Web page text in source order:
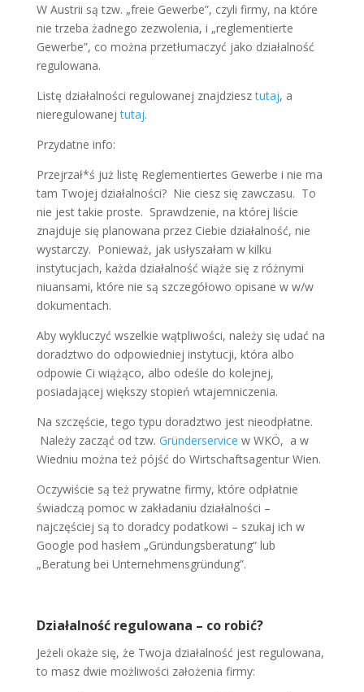
W Austrii są tzw. „freie Gewerbe”, czyli firmy, na które
nie trzeba żadnego zezwolenia, i „reglementierte
Gewerbe”, co można przetłumaczyć jako działalność
regulowana.
Listę działalności regulowanej znajdziesztutaj, a
nieregulowanejtutaj.
Przydatne info:
Przejrzał*ś już listę Reglementiertes Gewerbe i nie ma
tam Twojej działalności? Nie ciesz się zawczasu. To
nie jest takie proste. Sprawdzenie, na której liście
znajduje się planowana przez Ciebie działalność, nie
wystarczy. Ponieważ, jak usłyszałam w kilku
instytucjach, każda działalność wiąże się z różnymi
niuansami, które nie są szczegółowo opisane w w/w
dokumentach.
Aby wykluczyć wszelkie wątpliwości, należy się udać na
doradztwo do odpowiedniej instytucji, która albo
odpowie Ci wiążąco, albo odeśle do kolejnej,
posiadającej większy stopień wtajemniczenia.
Na szczęście, tego typu doradztwo jest nieodpłatne.
Należy zacząć od tzw. Gründerservice w WKÖ, a w
Wiedniu można też pójść do Wirtschaftsagentur Wien.
Oczywiście są też prywatne firmy, które odpłatnie
świadczą pomoc w zakładaniu działalności –
najczęściej są to doradcy podatkowi – szukaj ich w
Google pod hasłem „Gründungsberatung“ lub
„Beratung bei Unternehmensgründung”.
Działalność regulowana – co robić?
Jeżeli okaże się, że Twoja działalność jest regulowana,
to masz dwie możliwości założenia firmy: